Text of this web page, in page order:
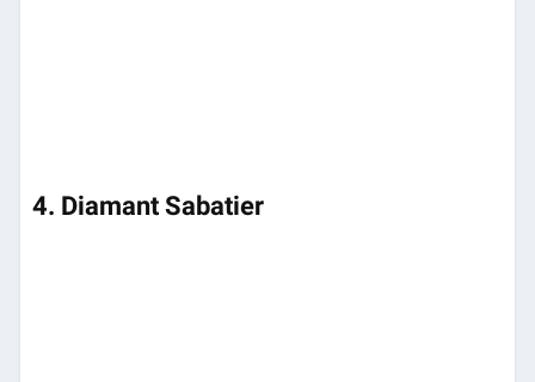
4. Diamant Sabatier